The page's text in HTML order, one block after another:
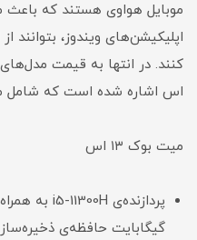
موبایل هواوی هستند که باعث
اپلیکیشن‌های ویندوز، بتوانند
اس اشاره شده است که شامل
میت بوک ۱۳ اس
گیگابایت حافظه‌ی ذخیره‌سازی: